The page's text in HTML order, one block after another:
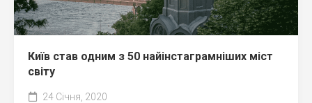
Київ став одним з 50 найінстаграмніших міст
світу
24 Січня, 2020